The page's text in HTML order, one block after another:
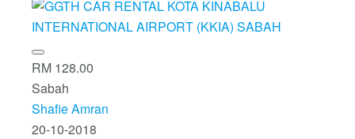
RM 128.00
Sabah
Shafie Amran
20-10-2018